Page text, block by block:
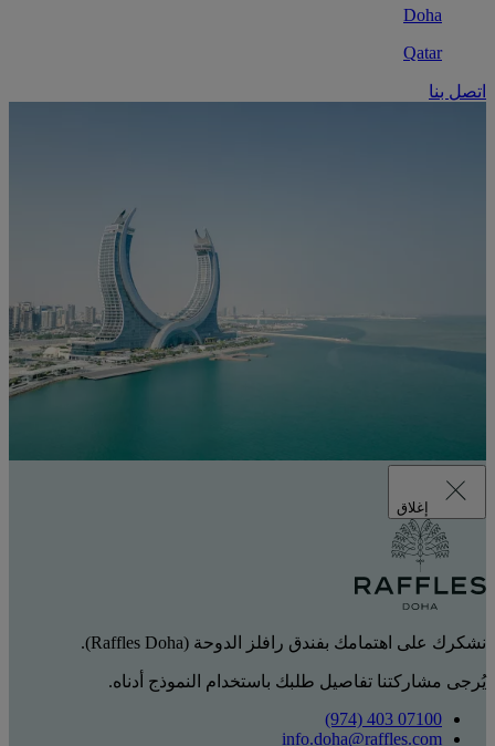
Doha
Qatar
اتصل بنا
إغلاق
نشكرك على اهتمامك بفندق رافلز الدوحة (Raffles Doha).
يُرجى مشاركتنا تفاصيل طلبك باستخدام النموذج أدناه.
‎(974) 403 07100‏
info.doha@raffles.com